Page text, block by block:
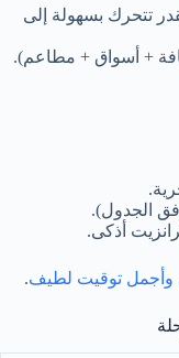
تتحرك بسهولة إلى
+ أسواق + مطاعم).
الجدول).
أذكى.
وأجمل توقيت لطيف.